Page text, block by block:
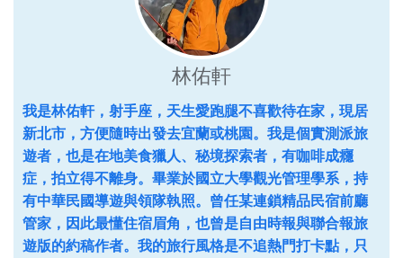
林佑軒
我是林佑軒，射手座，天生愛跑腿不喜歡待在家，現居
新北市，方便隨時出發去宜蘭或桃園。我是個實測派旅
遊者，也是在地美食獵人、秘境探索者，有咖啡成癮
症，拍立得不離身。畢業於國立大學觀光管理學系，持
有中華民國導遊與領隊執照。曾任某連鎖精品民宿前廳
管家，因此最懂住宿眉角，也曾是自由時報與聯合報旅
遊版的約稿作者。我的旅行風格是不追熱門打卡點，只